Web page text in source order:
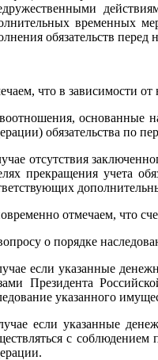
временных
обязательств
что в зависимости
основанные
обязательства по
отсутствия
прекращения учета
отмечаем, что
о порядке
если указанные
Президента
указанного
если указанные
с